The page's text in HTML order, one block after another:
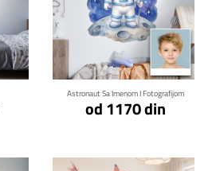
Astronaut Sa Imenom I Fotografijom
od 1170 din
Klikni za detalje